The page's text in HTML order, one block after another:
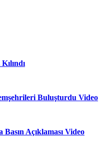
Buluşturdu Video
Basın Açıklaması Video